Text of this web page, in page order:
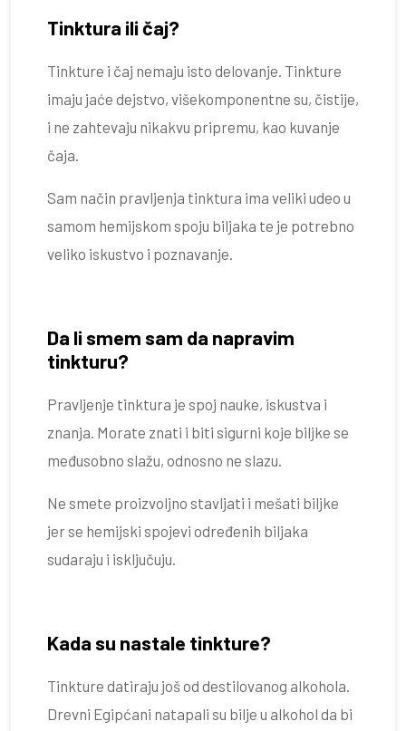
Tinktura ili čaj?
Tinkture i čaj nemaju isto delovanje. Tinkture
imaju jaće dejstvo, višekomponentne su, čistije,
i ne zahtevaju nikakvu pripremu, kao kuvanje
čaja.
Sam način pravljenja tinktura ima veliki udeo u
samom hemijskom spoju biljaka te je potrebno
veliko iskustvo i poznavanje.
Da li smem sam da napravim
tinkturu?
Pravljenje tinktura je spoj nauke, iskustva i
znanja. Morate znati i biti sigurni koje biljke se
međusobno slažu, odnosno ne slazu.
Ne smete proizvoljno stavljati i mešati biljke
jer se hemijski spojevi određenih biljaka
sudaraju i isključuju.
Kada su nastale tinkture?
Tinkture datiraju još od destilovanog alkohola.
Drevni Egipćani natapali su bilje u alkohol da bi